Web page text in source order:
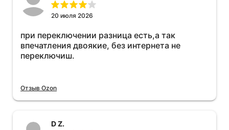
20 июля 2026
при переключении разница есть,а так
впечатления двоякие, без интернета не
переключиш.
Отзыв Ozon
D Z.